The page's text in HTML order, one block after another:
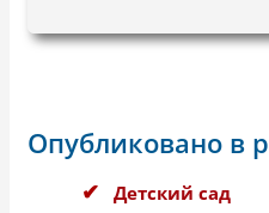
Опубликовано в
Детский сад